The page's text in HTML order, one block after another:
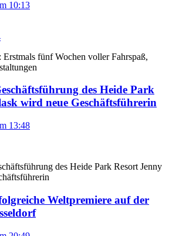
10:13
des Heide Park
wird neue Geschäftsführerin
13:48
Weltpremiere auf der